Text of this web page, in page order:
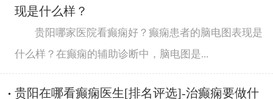
现是什么样？
贵阳哪家医院看癫痫好？癫痫患者的脑电图表现是
什么样？在癫痫的辅助诊断中，脑电图是...
贵阳在哪看癫痫医生[排名评选]-治癫痫要做什